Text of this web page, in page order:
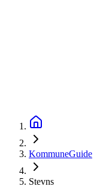
KommuneGuide
Stevns